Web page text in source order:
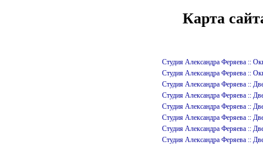
Карта
Студия Александра Феряева ::
Студия Александра Феряева ::
Студия Александра Феряева
Студия Александра Феряева
Студия Александра Феряева
Студия Александра Феряева
Студия Александра Феряева
Студия Александра Феряева